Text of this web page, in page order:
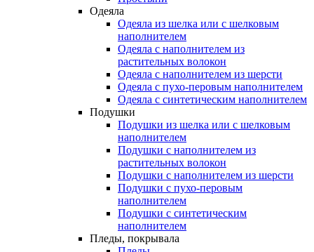
Одеяла
Одеяла из шелка или с шелковым
наполнителем
Одеяла с наполнителем из
растительных волокон
Одеяла с наполнителем из шерсти
Одеяла с пухо-перовым наполнителем
Одеяла с синтетическим наполнителем
Подушки
Подушки из шелка или с шелковым
наполнителем
Подушки с наполнителем из
растительных волокон
Подушки с наполнителем из шерсти
Подушки с пухо-перовым
наполнителем
Подушки с синтетическим
наполнителем
Пледы, покрывала